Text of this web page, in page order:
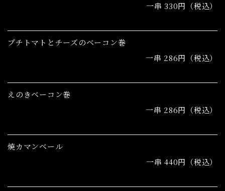
一串 330円（税込）
プチトマトとチーズのベーコン巻
一串 286円（税込）
えのきベーコン巻
一串 286円（税込）
焼カマンベール
一串 440円（税込）